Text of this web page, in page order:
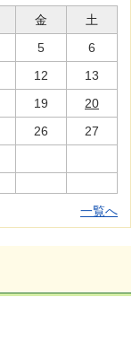
金
土
5
6
12
13
19
20
26
27
一覧へ